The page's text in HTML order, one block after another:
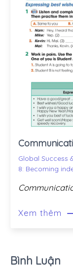
Global Success
8: Becoming
Xem thêm
Bình Luận